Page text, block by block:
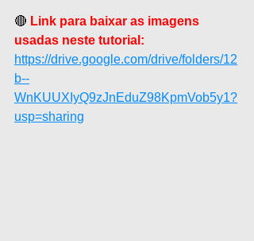
🔴 Link para baixar as imagens
usadas neste tutorial:
https://drive.google.com/drive/folders/12
b--
WnKUUXIyQ9zJnEduZ98KpmVob5y1?
usp=sharing